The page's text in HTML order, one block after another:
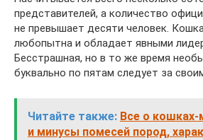
представителей, а количество
не превышает десяти человек.
любопытна и обладает явными
Бесстрашная, но в то же время
буквально по пятам следует за
Читайте также: Все о
и минусы помесей пород,